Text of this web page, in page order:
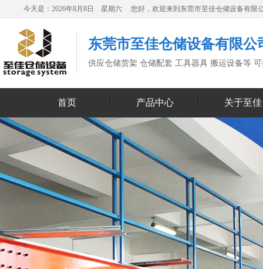
今天是：2026年8月8日 星期六 您好，欢迎来到东莞市至佳仓储设备有限
东莞市至佳仓储设备有限公
供应仓储货架 仓储配套 工具器具 搬运设备等
首页 产品中心 关于至佳